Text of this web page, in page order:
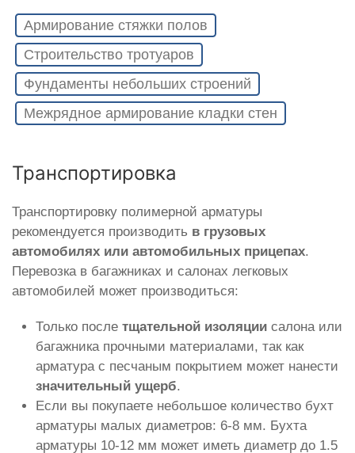
Армирование стяжки полов
Строительство тротуаров
Фундаменты небольших строений
Межрядное армирование кладки стен
Транспортировка
Транспортировку полимерной арматуры
рекомендуется производить в грузовых
автомобилях или автомобильных прицепах.
Перевозка в багажниках и салонах легковых
автомобилей может производиться:
Только после тщательной изоляции салона или
багажника прочными материалами, так как
арматура с песчаным покрытием может нанести
значительный ущерб.
Если вы покупаете небольшое количество бухт
арматуры малых диаметров: 6-8 мм. Бухта
арматуры 10-12 мм может иметь диаметр до 1.5